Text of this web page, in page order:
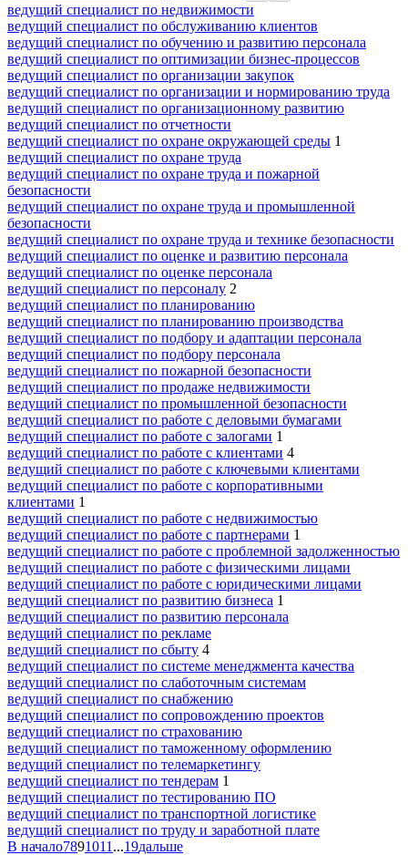
ведущий специалист по недвижимости
ведущий специалист по обслуживанию клиентов
ведущий специалист по обучению и развитию персонала
ведущий специалист по оптимизации бизнес-процессов
ведущий специалист по организации закупок
ведущий специалист по организации и нормированию труда
ведущий специалист по организационному развитию
ведущий специалист по отчетности
ведущий специалист по охране окружающей среды 1
ведущий специалист по охране труда
ведущий специалист по охране труда и пожарной
безопасности
ведущий специалист по охране труда и промышленной
безопасности
ведущий специалист по охране труда и технике безопасности
ведущий специалист по оценке и развитию персонала
ведущий специалист по оценке персонала
ведущий специалист по персоналу 2
ведущий специалист по планированию
ведущий специалист по планированию производства
ведущий специалист по подбору и адаптации персонала
ведущий специалист по подбору персонала
ведущий специалист по пожарной безопасности
ведущий специалист по продаже недвижимости
ведущий специалист по промышленной безопасности
ведущий специалист по работе с деловыми бумагами
ведущий специалист по работе с залогами 1
ведущий специалист по работе с клиентами 4
ведущий специалист по работе с ключевыми клиентами
ведущий специалист по работе с корпоративными
клиентами 1
ведущий специалист по работе с недвижимостью
ведущий специалист по работе с партнерами 1
ведущий специалист по работе с проблемной задолженностью
ведущий специалист по работе с физическими лицами
ведущий специалист по работе с юридическими лицами
ведущий специалист по развитию бизнеса 1
ведущий специалист по развитию персонала
ведущий специалист по рекламе
ведущий специалист по сбыту 4
ведущий специалист по системе менеджмента качества
ведущий специалист по слаботочным системам
ведущий специалист по снабжению
ведущий специалист по сопровождению проектов
ведущий специалист по страхованию
ведущий специалист по таможенному оформлению
ведущий специалист по телемаркетингу
ведущий специалист по тендерам 1
ведущий специалист по тестированию ПО
ведущий специалист по транспортной логистике
ведущий специалист по труду и заработной плате
В начало7891011 ...19дальше